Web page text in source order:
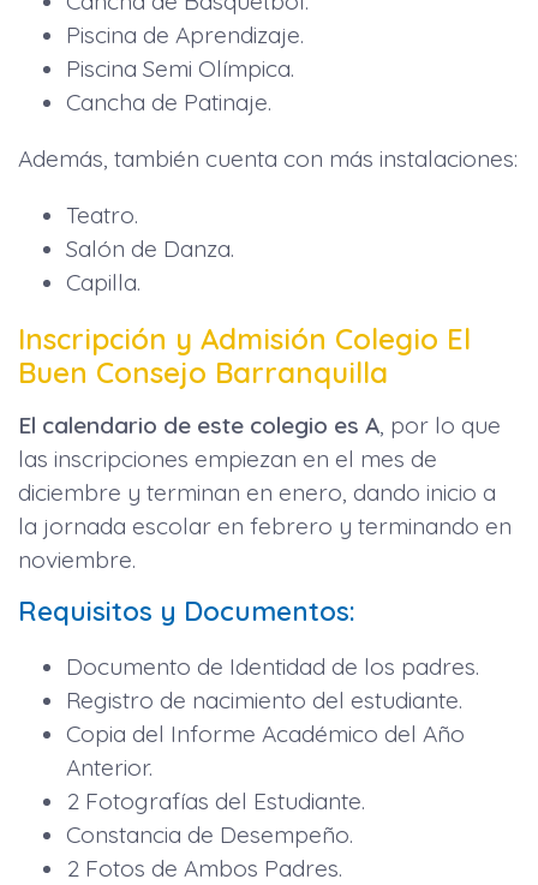
Piscina de Aprendizaje.
Piscina Semi Olímpica.
Cancha de Patinaje.
Además, también cuenta con más instalaciones:
Teatro.
Salón de Danza.
Capilla.
Inscripción y Admisión Colegio El
Buen Consejo Barranquilla
El calendario de este colegio es A, por lo que
las inscripciones empiezan en el mes de
diciembre y terminan en enero, dando inicio a
la jornada escolar en febrero y terminando en
noviembre.
Requisitos y Documentos:
Documento de Identidad de los padres.
Registro de nacimiento del estudiante.
Copia del Informe Académico del Año
Anterior.
2 Fotografías del Estudiante.
Constancia de Desempeño.
2 Fotos de Ambos Padres.